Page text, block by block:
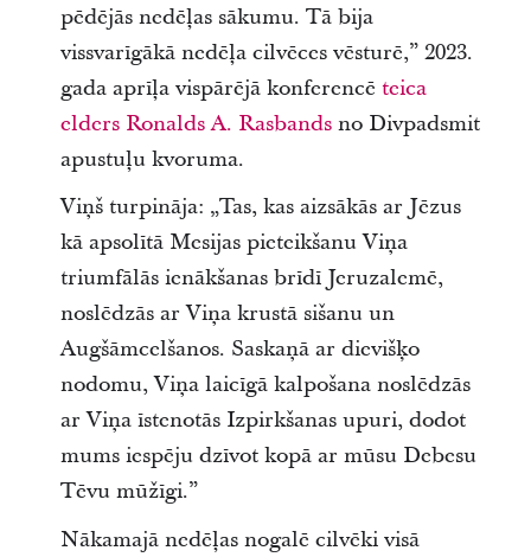
pēdējās nedēļas sākumu. Tā bija
vissvarīgākā nedēļa cilvēces vēsturē,” 2023.
gada aprīļa vispārējā konferencē teica
elders Ronalds A. Rasbandsno Divpadsmit
apustuļu kvoruma.
Viņš turpināja: „Tas, kas aizsākās ar Jēzus
kā apsolītā Mesijas pieteikšanu Viņa
triumfālās ienākšanas brīdī Jeruzalemē,
noslēdzās ar Viņa krustā sišanu un
Augšāmcelšanos. Saskaņā ar dievišķo
nodomu, Viņa laicīgā kalpošana noslēdzās
ar Viņa īstenotās Izpirkšanas upuri, dodot
mums iespēju dzīvot kopā ar mūsu Debesu
Tēvu mūžīgi.”
Nākamajā nedēļas nogalē cilvēki visā